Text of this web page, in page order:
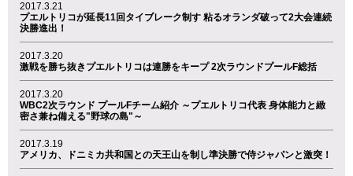
2017.3.21
プエルトリコが延長11回タイブレーク制す 粘るオランダ破って2大会連続
決勝進出！
2017.3.20
激戦を勝ち抜きプエルトリコは連勝をキープ 2次ラウンドプールF総括
2017.3.20
WBC2次ラウンド プールFチーム紹介 ～プエルトリコ代表 身体能力と緻
密さ兼ね備える"野球の島"～
2017.3.19
アメリカ、ドニミカ共和国との天王山を制し準決勝で侍ジャパンと激突！